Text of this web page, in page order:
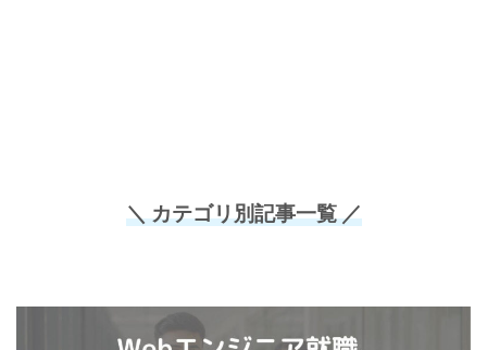
＼ カテゴリ別記事一覧 ／